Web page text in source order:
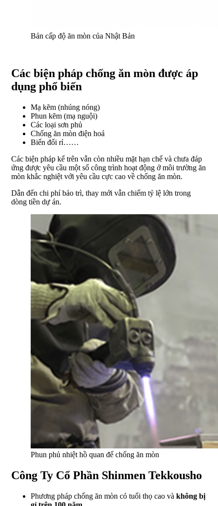
Bản cấp độ ăn mòn của Nhật Bản
Các biện pháp chống ăn mòn được áp
dụng phổ biến
Mạ kẽm (nhúng nóng)
Phun kẽm (mạ nguội)
Các loại sơn phủ
Chống ăn mòn điện hoá
Biến đổi rỉ……
Các biện pháp kể trên vẫn còn nhiều mặt hạn chế và chưa đáp
ứng được yêu cầu một số công trình hoạt động ở môi trường ăn
mòn khắc nghiệt với yêu cầu cực cao về chống ăn mòn.
Dẫn đến chi phí bảo trì, thay mới vẫn chiếm tỷ lệ lớn trong
dòng tiền dự án.
Phun phủ nhiệt hồ quan để chống ăn mòn
Công Ty Cổ Phần Shinmen Tekkousho
Phương pháp chống ăn mòn có tuổi thọ cao và không bị